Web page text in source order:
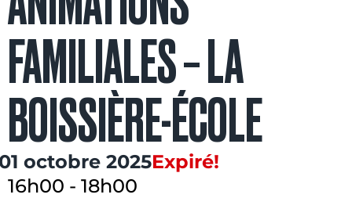
FAMILIALES – LA
BOISSIÈRE-ÉCOLE
octobre 2025Expiré!
16h00 - 18h00